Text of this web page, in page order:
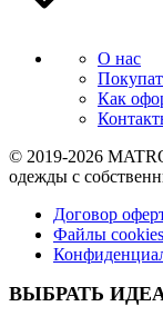
О нас
Как
© 2019-2026
одежды с
Договор
Файлы cookies
ВЫБРАТЬ